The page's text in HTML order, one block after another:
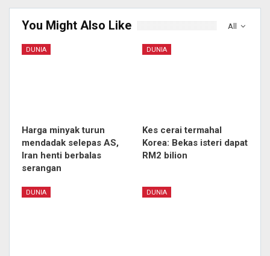
All
You Might Also Like
DUNIA
Harga minyak turun
mendadak selepas AS,
Iran henti berbalas
serangan
DUNIA
Kes cerai termahal
Korea: Bekas isteri dapat
RM2 bilion
DUNIA DUNIA